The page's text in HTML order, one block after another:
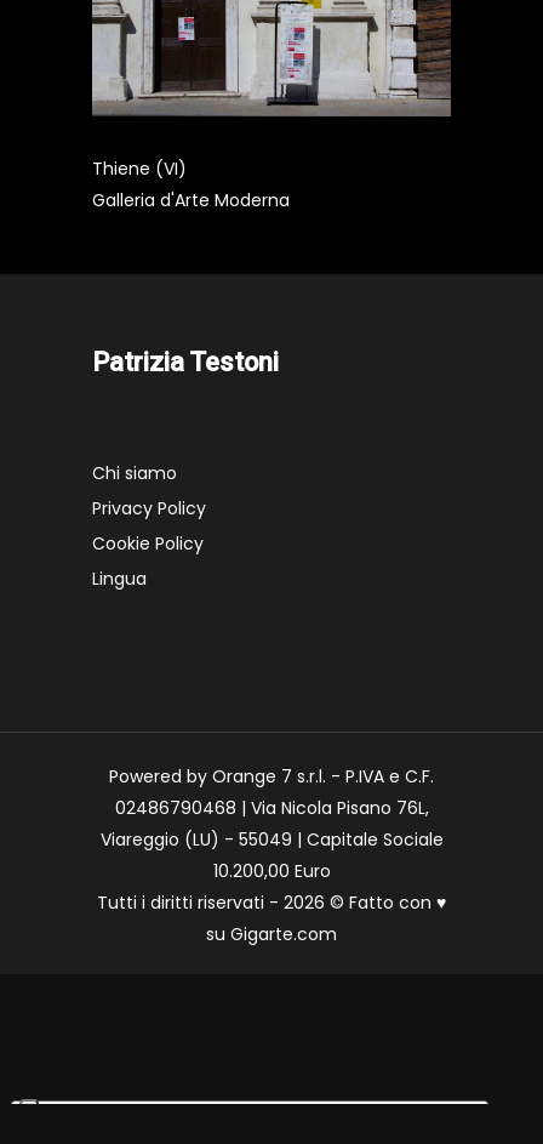
Thiene (VI)
Galleria d'Arte Moderna
Patrizia Testoni
Chi siamo
Privacy Policy
Cookie Policy
Lingua
Powered by Orange 7 s.r.l. - P.IVA e C.F.
02486790468 | Via Nicola Pisano 76L,
Viareggio (LU) - 55049 | Capitale Sociale
10.200,00 Euro
Tutti i diritti riservati - 2026 © Fatto con ♥
su Gigarte.com